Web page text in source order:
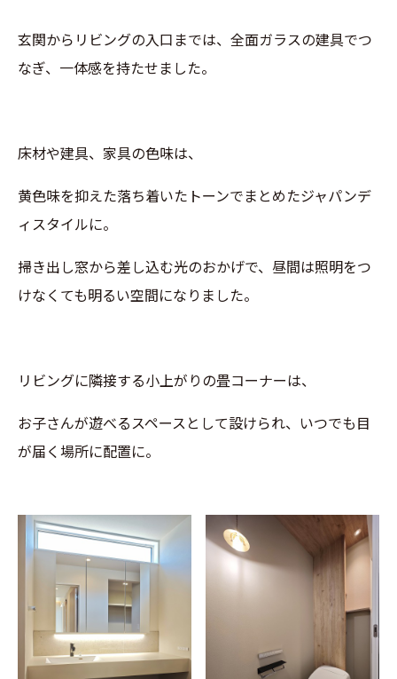
玄関からリビングの入口までは、全面ガラスの建具でつ
なぎ、一体感を持たせました。
床材や建具、家具の色味は、
黄色味を抑えた落ち着いたトーンでまとめたジャパンデ
ィスタイルに。
掃き出し窓から差し込む光のおかげで、昼間は照明をつ
けなくても明るい空間になりました。
リビングに隣接する小上がりの畳コーナーは、
お子さんが遊べるスペースとして設けられ、いつでも目
が届く場所に配置に。